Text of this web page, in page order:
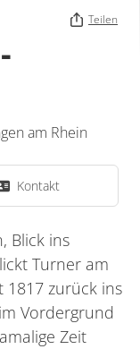
Teilen
am Rhein
Kontakt
Blick ins
Turner am
1817 zurück ins
Vordergrund
Zeit